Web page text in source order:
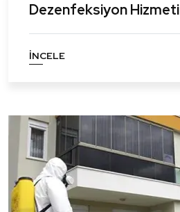
Dezenfeksiyon Hizmeti
İNCELE